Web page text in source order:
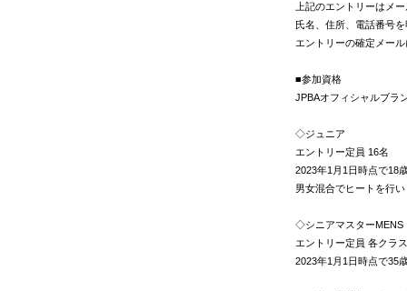
上記のエントリーはメ
氏名、住所、電話番号
エントリーの確定メー
■参加資格
JPBAオフィシャルブラ
◇ジュニア
エントリー定員 16名
2023年1月1日時点で18
男女混合でヒートを行
◇シニアマスターMENS
エントリー定員 各クラ
2023年1月1日時点で35